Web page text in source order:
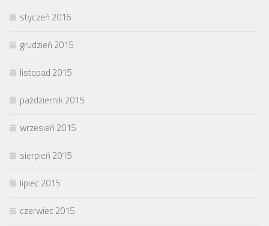
styczeń 2016
grudzień 2015
listopad 2015
październik 2015
wrzesień 2015
sierpień 2015
lipiec 2015
czerwiec 2015